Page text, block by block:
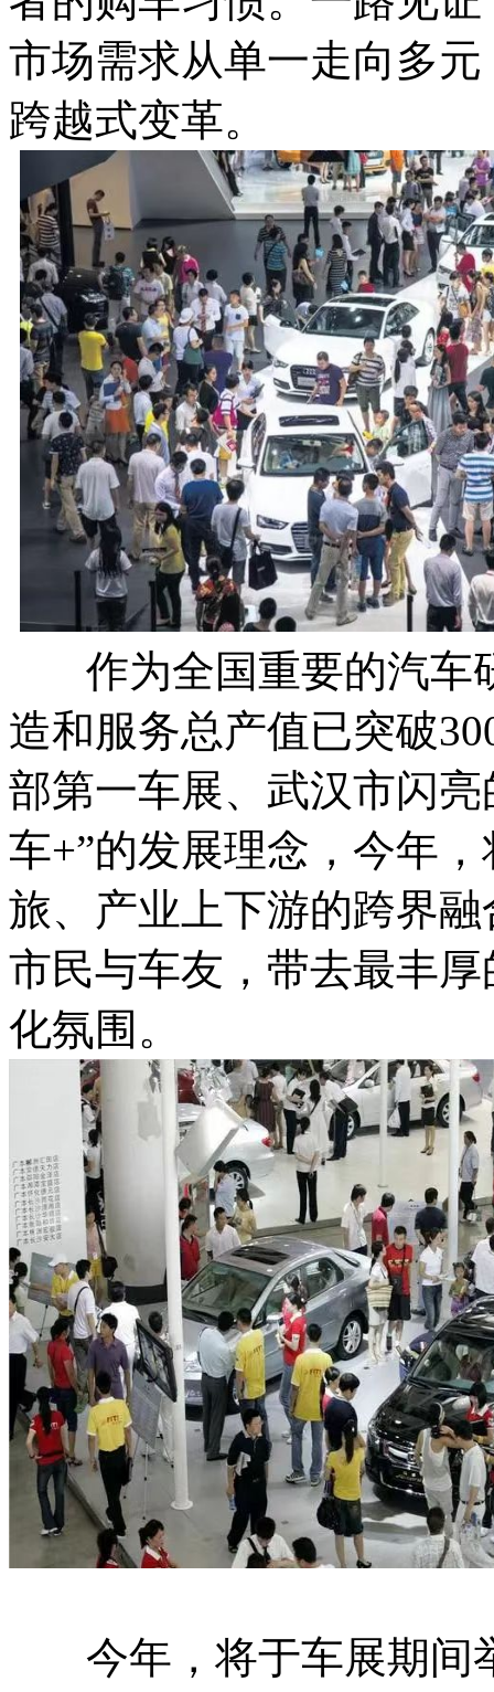
市场需求从单一走向多
跨越式变革。
作为全国重要的汽车
造和服务总产值已突破
部第一车展、武汉市闪
车+”的发展理念，今年
旅、产业上下游的跨界
市民与车友，带去最丰
化氛围。
今年，将于车展期间